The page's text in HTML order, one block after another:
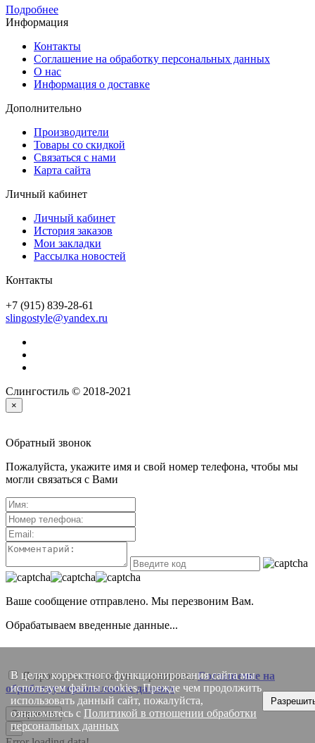
Подробнее
Информация
Контакты
Соглашение на обработку персональных данных
О нас
Информация о доставке
Дополнительно
Производители
Товары со скидкой
Связаться с нами
Карта сайта
Личный кабинет
Личный кабинет
История заказов
Мои закладки
Рассылка новостей
Контакты
+7 (915) 839-28-61
slingostyle@yandex.ru
Слингостиль © 2018-2021
×
Обратный звонок
Пожалуйста, укажите имя и свой номер телефона, чтобы мы
могли связаться с Вами
Ваше сообщение отправлено. Мы перезвоним Вам.
Обрабатываем введенные данные...
Я прочитал и согласен с правиламиСоглашение на
обработку персональных данных
Отправить
×
В целях корректного функционирования сайта мы
используем файлы cookies. Прежде чем продолжить
использовать данный сайт, пожалуйста,
ознакомьтесь с Политикой в отношении обработки
персональных данных